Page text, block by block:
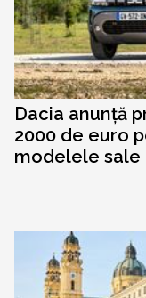
Dacia anunță
2000 de euro
modelele sale